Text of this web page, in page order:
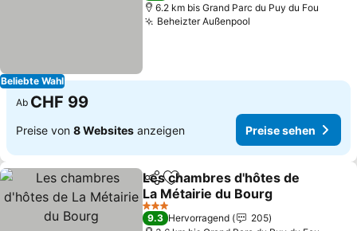
Beliebte Wahl
6.2 km bis Grand Parc du Puy du Fou
Beheizter Außenpool
Ab CHF 99
Preise von 8 Websites anzeigen Preise sehen
TeilenZu Favoriten hinzufügen
Les chambres d'hôtes de
La Métairie du Bourg
Preise sehen
3 Sterne
9.3 Hervorragend
205